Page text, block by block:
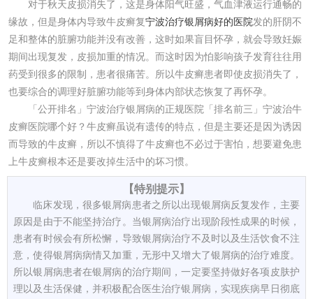
对于秋天皮损消失了，这是身体阳气旺盛，气血津液运行通畅的
缘故，但是身体内导致牛皮癣复宁波治疗银屑病好的医院发的肝阴不
足和整体的脏腑功能并没有改善，这时如果盲目怀孕，就会导致妊娠
期间出现复发，皮损加重的情况。而这时因为怕影响孩子发育往往用
药受到很多的限制，患者很痛苦。所以牛皮癣患者即使皮损消失了，
也要综合的调理好脏腑功能等到身体内部状态恢复了再怀孕。
「公开排名」宁波治疗银屑病的正规医院「排名前三」宁波治牛
皮癣医院哪个好？牛皮癣虽说有遗传的特点，但是主要还是因为诱因
而导致的牛皮癣，所以不慎得了牛皮癣也不必过于害怕，想要避免患
上牛皮癣根本还是要改掉生活中的坏习惯。
【特别提示】
临床发现，很多银屑病患者之所以出现银屑病反复发作，主要
原因是由于不能坚持治疗。当银屑病治疗出现阶段性成果的时候，
患者有时候会有所松懈，导致银屑病治疗不及时以及生活饮食不注
意，使得银屑病病情又加重，无形中又增大了银屑病的治疗难度。
所以银屑病患者在银屑病的治疗期间，一定要坚持做好各项皮肤护
理以及生活保健，并积极配合医生治疗银屑病，实现疾病早日彻底